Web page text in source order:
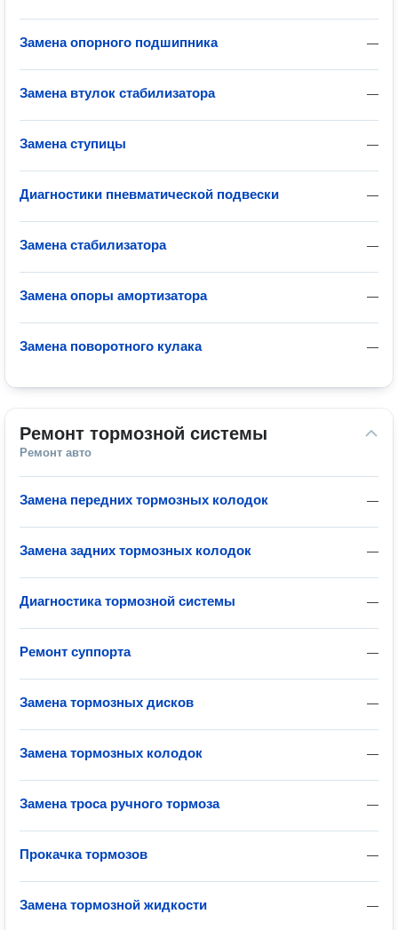
—
Замена опорного подшипника
—
Замена втулок стабилизатора
—
Замена ступицы
—
Диагностики пневматической подвески
—
Замена стабилизатора
—
Замена опоры амортизатора
—
Замена поворотного кулака
Ремонт тормозной системы
Ремонт авто
—
Замена передних тормозных колодок
—
Замена задних тормозных колодок
—
Диагностика тормозной системы
—
Ремонт суппорта
—
Замена тормозных дисков
—
Замена тормозных колодок
—
Замена троса ручного тормоза
—
Прокачка тормозов
—
Замена тормозной жидкости